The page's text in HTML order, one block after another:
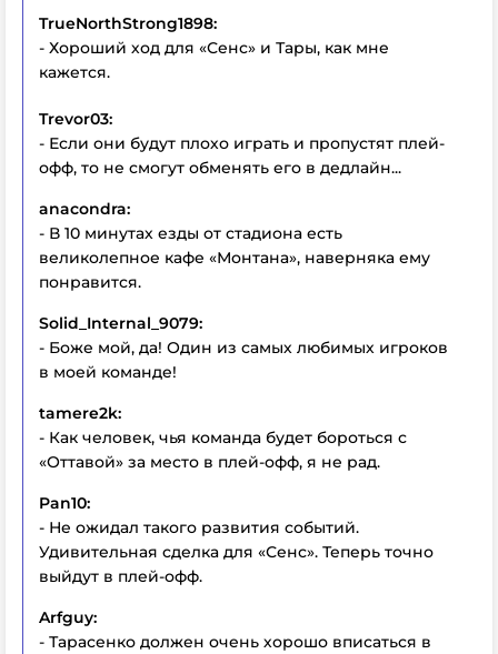
TrueNorthStrong1898:
- Хороший ход для «Сенс» и Тары, как мне
кажется.
Trevor03:
- Если они будут плохо играть и пропустят плей-
офф, то не смогут обменять его в дедлайн...
anacondra:
- В 10 минутах езды от стадиона есть
великолепное кафе «Монтана», наверняка ему
понравится.
Solid_Internal_9079:
- Боже мой, да! Один из самых любимых игроков
в моей команде!
tamere2k:
- Как человек, чья команда будет бороться с
«Оттавой» за место в плей-офф, я не рад.
Pan10:
- Не ожидал такого развития событий.
Удивительная сделка для «Сенс». Теперь точно
выйдут в плей-офф.
Arfguy:
- Тарасенко должен очень хорошо вписаться в